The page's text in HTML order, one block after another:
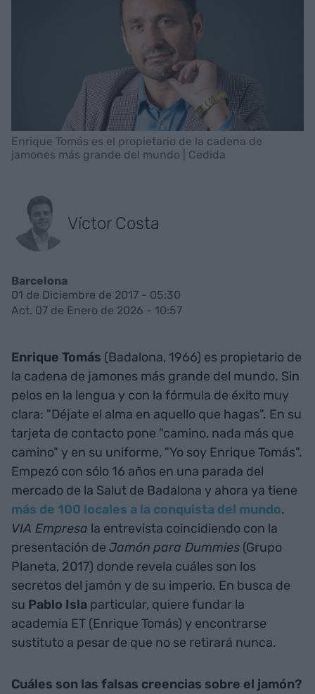
Enrique Tomás es el propietario de la cadena de
jamones más grande del mundo | Cedida
Víctor Costa
Barcelona
01 de Diciembre de 2017 - 05:30
Act. 07 de Enero de 2026 - 10:57
Enrique Tomás (Badalona, 1966) es propietario de
la cadena de jamones más grande del mundo. Sin
pelos en la lengua y con la fórmula de éxito muy
clara: "Déjate el alma en aquello que hagas". En su
tarjeta de contacto pone "camino, nada más que
camino" y en su uniforme, "Yo soy Enrique Tomás".
Empezó con sólo 16 años en una parada del
mercado de la Salut de Badalona y ahora ya tiene
más de 100 locales a la conquista del mundo.
VIA Empresa la entrevista coincidiendo con la
presentación de Jamón para Dummies (Grupo
Planeta, 2017) donde revela cuáles son los
secretos del jamón y de su imperio. En busca de
su Pablo Isla particular, quiere fundar la
academia ET (Enrique Tomás) y encontrarse
sustituto a pesar de que no se retirará nunca.
Cuáles son las falsas creencias sobre el jamón?